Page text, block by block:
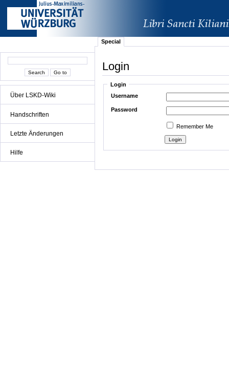
Über LSKD-Wiki
Handschriften
Letzte Änderungen
Hilfe
Special
Login
Login
Username
Password
Remember Me